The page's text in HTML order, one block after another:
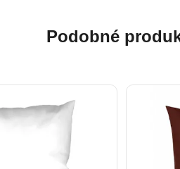
Podobné